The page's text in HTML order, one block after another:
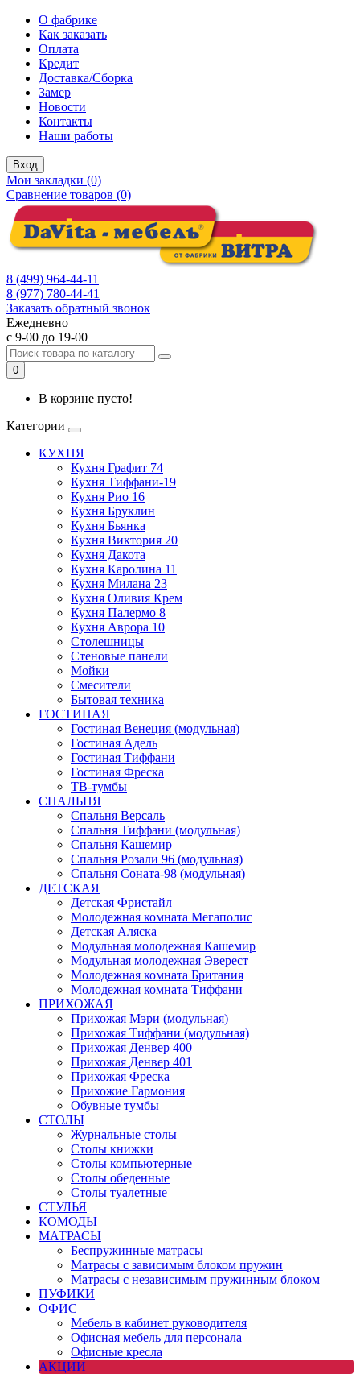
О фабрике
Как заказать
Оплата
Кредит
Доставка/Сборка
Замер
Новости
Контакты
Наши работы
Вход
Мои закладки (0)
Сравнение товаров (0)
8 (499) 964-44-11
8 (977) 780-44-41
Заказать обратный звонок
Ежедневно
с 9-00 до 19-00
0
В корзине пусто!
Категории
КУХНЯ
Кухня Графит 74
Кухня Тиффани-19
Кухня Рио 16
Кухня Бруклин
Кухня Бьянка
Кухня Виктория 20
Кухня Дакота
Кухня Каролина 11
Кухня Милана 23
Кухня Оливия Крем
Кухня Палермо 8
Кухня Аврора 10
Столешницы
Стеновые панели
Мойки
Смесители
Бытовая техника
ГОСТИНАЯ
Гостиная Венеция (модульная)
Гостиная Адель
Гостиная Тиффани
Гостиная Фреска
ТВ-тумбы
СПАЛЬНЯ
Спальня Версаль
Спальня Тиффани (модульная)
Спальня Кашемир
Спальня Розали 96 (модульная)
Спальня Соната-98 (модульная)
ДЕТСКАЯ
Детская Фристайл
Молодежная комната Мегаполис
Детская Аляска
Модульная молодежная Кашемир
Модульная молодежная Эверест
Молодежная комната Британия
Молодежная комната Тиффани
ПРИХОЖАЯ
Прихожая Мэри (модульная)
Прихожая Тиффани (модульная)
Прихожая Денвер 400
Прихожая Денвер 401
Прихожая Фреска
Прихожие Гармония
Обувные тумбы
СТОЛЫ
Журнальные столы
Столы книжки
Столы компьютерные
Столы обеденные
Столы туалетные
СТУЛЬЯ
КОМОДЫ
МАТРАСЫ
Беспружинные матрасы
Матрасы с зависимым блоком пружин
Матрасы с независимым пружинным блоком
ПУФИКИ
ОФИС
Мебель в кабинет руководителя
Офисная мебель для персонала
Офисные кресла
АКЦИИ